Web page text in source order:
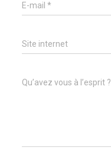
E-mail*
Site internet
Qu’avez vous à l’esprit ?